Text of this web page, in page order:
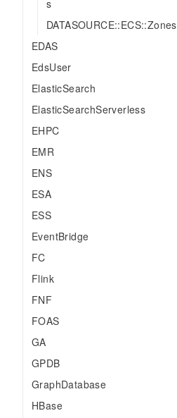
s
DATASOURCE::ECS::Zones
EDAS
EdsUser
ElasticSearch
ElasticSearchServerless
EHPC
EMR
ENS
ESA
ESS
EventBridge
FC
Flink
FNF
FOAS
GA
GPDB
GraphDatabase
HBase